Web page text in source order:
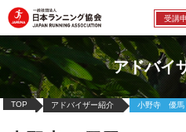
受講
アドバイ
TOP アドバイザー紹介 小野寺 優馬